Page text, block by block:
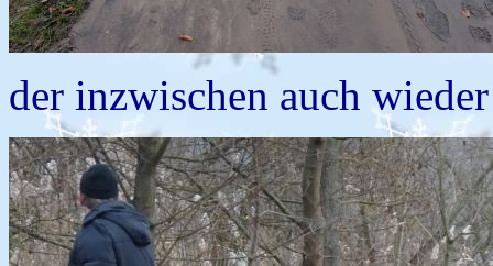
der inzwischen auch